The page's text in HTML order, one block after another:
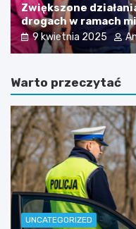
Zwiększone
drogach w ramach
"Prędkość"
9 kwietnia 2025
Warto przeczytać
UNCATEGORIZED